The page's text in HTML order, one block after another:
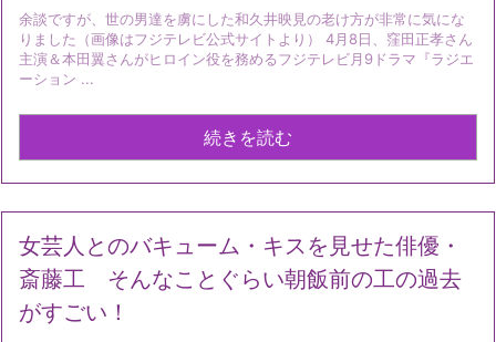
余談ですが、世の男達を虜にした和久井映見の老け方が非常に気にな
りました（画像はフジテレビ公式サイトより） 4月8日、窪田正孝さん
主演＆本田翼さんがヒロイン役を務めるフジテレビ月9ドラマ『ラジエ
ーション ...
続きを読む
女芸人とのバキューム・キスを見せた俳優・
斎藤工 そんなことぐらい朝飯前の工の過去
がすごい！